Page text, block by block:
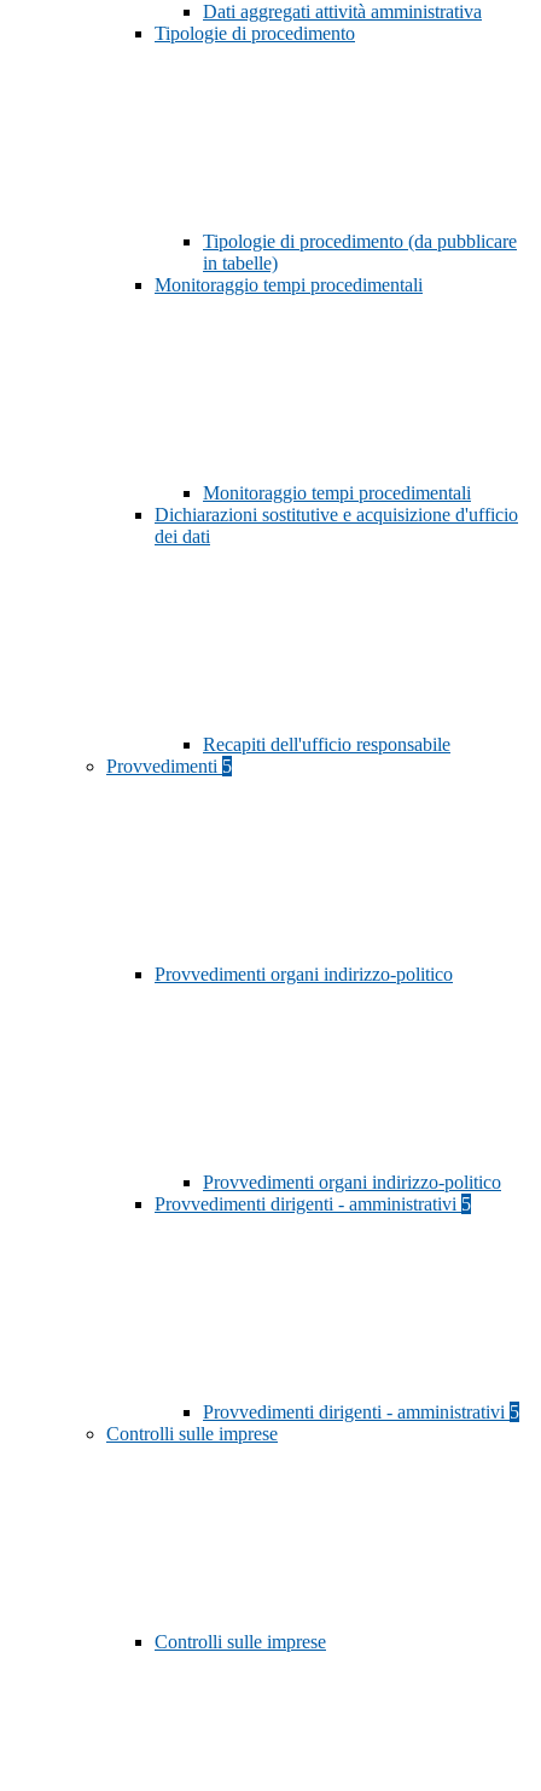
Dati aggregati attività amministrativa
Tipologie di procedimento
Tipologie di procedimento (da pubblicare
in tabelle)
Monitoraggio tempi procedimentali
Monitoraggio tempi procedimentali
Dichiarazioni sostitutive e acquisizione d'ufficio
dei dati
Recapiti dell'ufficio responsabile
Provvedimenti 5
Provvedimenti organi indirizzo-politico
Provvedimenti organi indirizzo-politico
Provvedimenti dirigenti - amministrativi 5
Provvedimenti dirigenti - amministrativi 5
Controlli sulle imprese
Controlli sulle imprese